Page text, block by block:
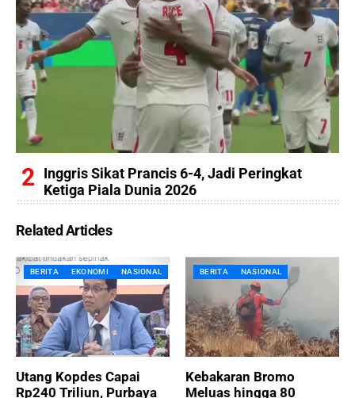
Inggris Sikat Prancis 6-4, Jadi Peringkat
Ketiga Piala Dunia 2026
Related Articles
BERITA EKONOMI NASIONAL
Utang Kopdes Capai
Rp240 Triliun, Purbaya
BERITA NASIONAL
Kebakaran Bromo
Meluas hingga 80